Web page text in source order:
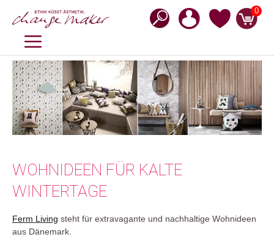
Inhalt
0
MENÜ
WOHNIDEEN FÜR KALTE
WINTERTAGE
Ferm Living steht für extravagante und nachhaltige Wohnideen
aus Dänemark.